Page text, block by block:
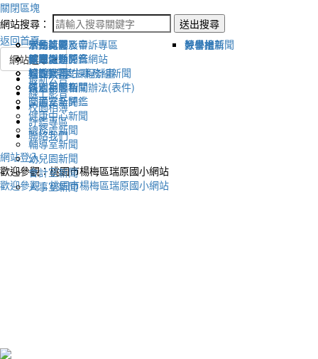
關閉區塊
網站搜尋：
送出搜尋
返回首頁
網站選單
最新公告
宣傳新聞
榮譽榜
教導處新聞
教學組新聞
輔導室-學生事務組新聞
研習相關新聞
圖書室新聞
健康中心新聞
總務處新聞
輔導室新聞
幼兒園新聞
會計室新聞
人事室新聞
線上影音
活動比賽影音
新聞報導影音
校園影音
好書推薦
各處室影音
校園相簿
活動剪影
體育活動
適性社團
評鑑專區
學生獎懲及申訴專區
健康促進評鑑網站
115學年度課程計畫
性別平等相關辦法(表件)
交通安全評鑑
聯絡我們
網站登入
歡迎參觀：桃園市楊梅區瑞原國小網站
歡迎參觀：桃園市楊梅區瑞原國小網站